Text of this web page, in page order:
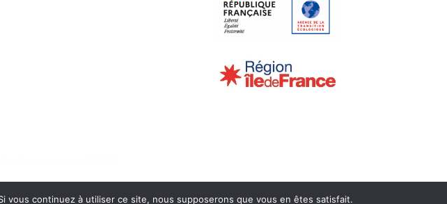
continuez à utiliser ce site, nous supposerons que vous en êtes satisfait.